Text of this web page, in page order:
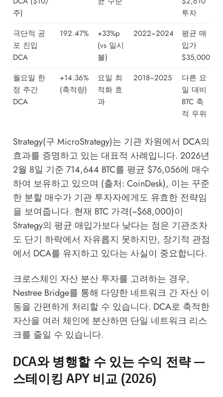
주)
투자
극단적 공
포 진입
DCA
192.47%
+33%p
(vs 일시
불)
2022~2024
평균 매
입가
$35,000
월요일 한
정 주간
DCA
+14.36%
(축적량)
요일 최
적화 효
과
2018~2025
다른 요
일 대비
BTC 축
적 우위
Strategy(구 MicroStrategy)는 기관 차원에서 DCA의
효과를 증명하고 있는 대표적 사례입니다. 2026년
2월 8일 기준 714,644 BTC를 평균 $76,056에 매수
하여 보유하고 있으며 (출처: CoinDesk), 이는 꾸준
한 분할 매수가 기관 투자자에게도 유효한 전략임
을 보여줍니다. 현재 BTC 가격(~$68,000)이
Strategy의 평균 매입가보다 낮다는 점은 기관조차
도 단기 하락에서 자유롭지 못하지만, 장기적 관점
에서 DCA를 유지하고 있다는 사실이 중요합니다.
크로스체인 자산 분산 투자를 고려하는 경우,
Nestree Bridge를 통해 다양한 네트워크 간 자산 이
동을 간편하게 처리할 수 있습니다. DCA로 축적한
자산을 여러 체인에 분산하면 단일 네트워크 리스
크를 줄일 수 있습니다.
DCA와 병행할 수 있는 수익 전략 —
스테이킹 APY 비교 (2026)